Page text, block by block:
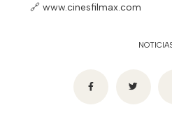
🔗 www.cinesfilmax.com